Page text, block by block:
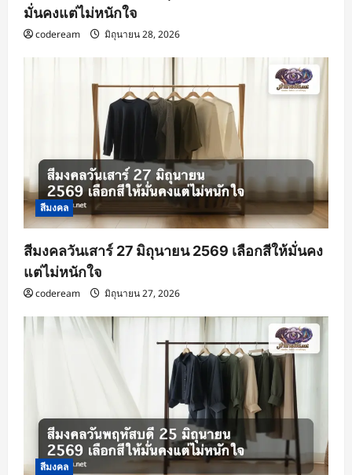
มั่นคงแต่ไม่หนักใจ
codeream มิถุนายน 28, 2026
สีมงคล
สีมงคลวันเสาร์ 27 มิถุนายน 2569 เลือกสีให้มั่นคง
แต่ไม่หนักใจ
codeream มิถุนายน 27, 2026
สีมงคล